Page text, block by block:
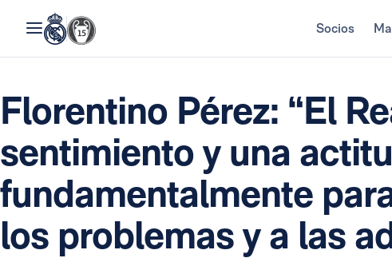
Socios
Florentino Pérez: “El
sentimiento y una
fundamentalmente
los problemas y a las